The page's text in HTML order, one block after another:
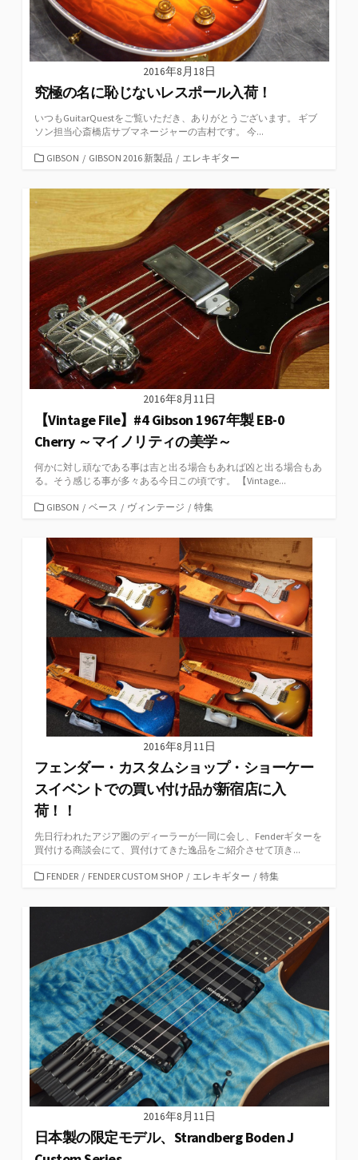
2016年8月18日
究極の名に恥じないレスポール入荷！
いつもGuitarQuestをご覧いただき、ありがとうございます。 ギブ
ソン担当心斎橋店サブマネージャーの吉村です。 今...
カ
ゴ
GIBSON / GIBSON 2016 新製品 / エレキギター
2016年8月11日
【Vintage File】#4 Gibson 1967年製 EB-0
Cherry ～マイノリティの美学～
何かに対し頑なである事は吉と出る場合もあれば凶と出る場合もあ
る。そう感じる事が多々ある今日この頃です。 【Vintage...
カ
ゴ
リ
ー
GIBSON / ベース / ヴィンテージ / 特集
2016年8月11日
フェンダー・カスタムショップ・ショーケー
スイベントでの買い付け品が新宿店に入
荷！！
先日行われたアジア圏のディーラーが一同に会し、Fenderギターを
買付ける商談会にて、買付けてきた逸品をご紹介させて頂き...
カ
ゴ
FENDER / FENDER CUSTOM SHOP / エレキギター / 特集
2016年8月11日
日本製の限定モデル、Strandberg Boden J